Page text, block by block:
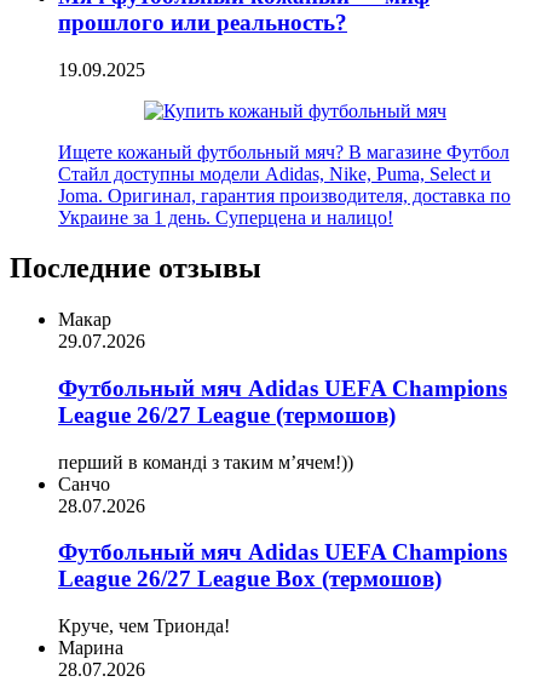
прошлого или реальность?
19.09.2025
Ищете кожаный футбольный мяч? В магазине Футбол
Стайл доступны модели Adidas, Nike, Puma, Select и
Joma. Оригинал, гарантия производителя, доставка по
Украине за 1 день. Суперцена и налицо!
Последние отзывы
Макар
29.07.2026
Футбольный мяч Adidas UEFA Champions
League 26/27 League (термошов)
перший в команді з таким мʼячем!))
Санчо
28.07.2026
Футбольный мяч Adidas UEFA Champions
League 26/27 League Box (термошов)
Круче, чем Трионда!
Марина
28.07.2026